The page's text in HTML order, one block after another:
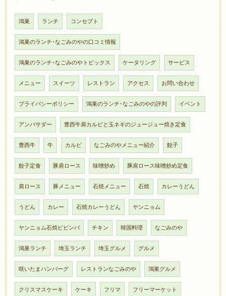
鴻巣 ランチ コンセプト
鴻巣のランチ･なごみのやの口コミ情報
鴻巣のランチ･なごみのやトピックス ケータリング サービス
メニュー スイーツ レストラン アクセス お問い合わせ
プライバシーポリシー 鴻巣のランチ･なごみのやの評判 イベント
アンバサダー 豊西牛肩カルビと玉ネギのジュージュー焼き定食
豊西牛 牛 カルビ なごみのやメニュー紹介 餃子
餃子定食 豚肩ロース 味噌炒め 豚肩ロース味噌炒め定食
肩ロース 豚メニュー 石焼メニュー 石焼 カレーうどん
うどん カレー 石焼カレーうどん ヤンニョム
ヤンニョム石焼ビビンバ チキン 韓国料理 なごみのや
鴻巣ランチ 埼玉ランチ 埼玉グルメ グルメ
咲いたまハンバーグ レストランなごみのや 鴻巣グルメ
クリスマスケーキ ケーキ フリマ フリーマーケット